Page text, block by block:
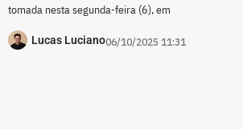
tomada nesta segunda-feira (6), em
Lucas Luciano06/10/2025 11:31